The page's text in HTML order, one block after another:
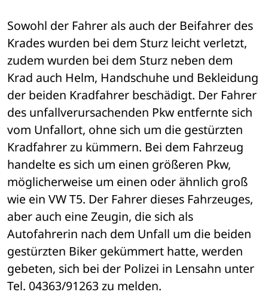
Sowohl der Fahrer als auch der Beifahrer des
Krades wurden bei dem Sturz leicht verletzt,
zudem wurden bei dem Sturz neben dem
Krad auch Helm, Handschuhe und Bekleidung
der beiden Kradfahrer beschädigt. Der Fahrer
des unfallverursachenden Pkw entfernte sich
vom Unfallort, ohne sich um die gestürzten
Kradfahrer zu kümmern. Bei dem Fahrzeug
handelte es sich um einen größeren Pkw,
möglicherweise um einen oder ähnlich groß
wie ein VW T5. Der Fahrer dieses Fahrzeuges,
aber auch eine Zeugin, die sich als
Autofahrerin nach dem Unfall um die beiden
gestürzten Biker gekümmert hatte, werden
gebeten, sich bei der Polizei in Lensahn unter
Tel. 04363/91263 zu melden.